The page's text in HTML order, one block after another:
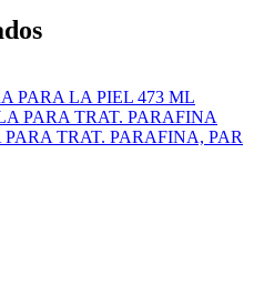
PARA LA PIEL 473 ML
TRAT. PARAFINA, PAR